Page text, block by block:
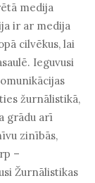
medija
ir ar medija
cilvēkus, lai
Ieguvusi
žurnālistikā,
grādu arī
zinībās,
–
Žurnālistikas